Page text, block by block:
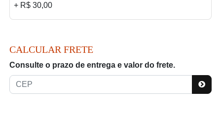
+ R$ 30,00
CALCULAR FRETE
Consulte o prazo de entrega e valor do frete.